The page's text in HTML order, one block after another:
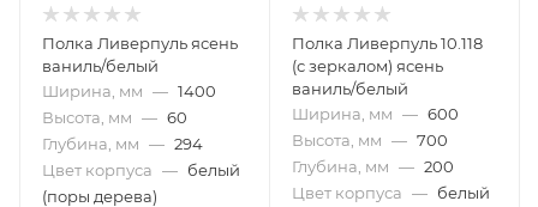
Полка Ливерпуль ясень
ваниль/белый
Ширина, мм — 1400
Высота, мм — 60
Глубина, мм — 294
Цвет корпуса — белый
(поры дерева)
Полка Ливерпуль 10.118
(с зеркалом) ясень
ваниль/белый
Ширина, мм — 600
Высота, мм — 700
Глубина, мм — 200
Цвет корпуса — белый